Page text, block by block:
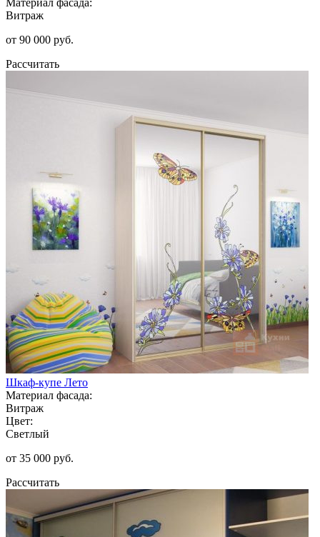
Витраж
от 90 000 руб.
Рассчитать
Шкаф-купе Лето
Материал фасада:
Витраж
Цвет:
Светлый
от 35 000 руб.
Рассчитать